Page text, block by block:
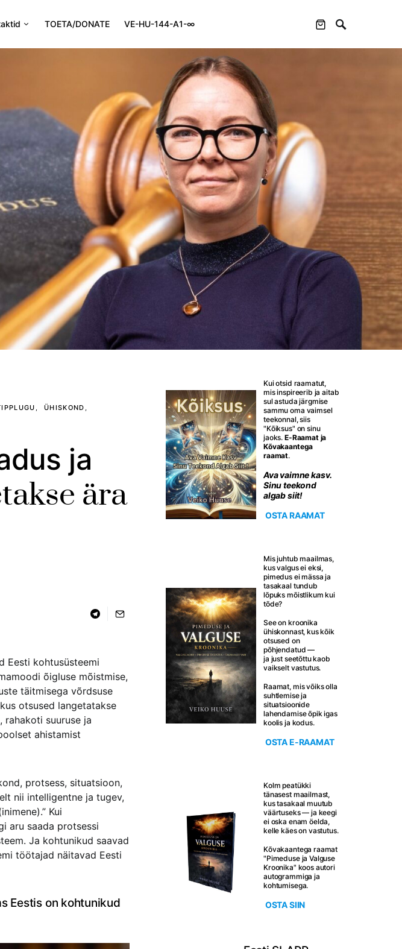
TOETA/DONATE VE-HU-144-A1-∞
ÜHISKOND
ja
ära
Eesti kohtusüsteemi
õigluse mõistmise,
täitmisega võrdsuse
otsused langetatakse
rahakoti suuruse ja
ahistamist
protsess, situatsioon,
nii intelligentne ja tugev,
Kui
aru saada protsessi
Ja kohtunikud saavad
töötajad näitavad Eesti
Eestis on kohtunikud
Kui otsid raamatut,
mis inspireerib ja aitab
sul astuda järgmise
sammu oma vaimsel
teekonnal, siis
"Kõiksus" on sinu
jaoks. E-Raamat ja
Kõvakaantega
raamat.
Ava vaimne kasv.
Sinu teekond
algab siit!
OSTA RAAMAT
Mis juhtub maailmas,
kus valgus ei eksi,
pimedus ei mässa ja
tasakaal tundub
lõpuks mõistlikum kui
tõde?
See on kroonika
ühiskonnast, kus kõik
otsused on
põhjendatud —
ja just seetõttu kaob
vaikselt vastutus.
Raamat, mis võiks olla
suhtlemise ja
situatsioonide
lahendamise õpik igas
koolis ja kodus.
OSTA E-RAAMAT
Kolm peatükki
tänasest maailmast,
kus tasakaal muutub
väärtuseks — ja keegi
ei oska enam öelda,
kelle käes on vastutus.
Kõvakaantega raamat
"Pimeduse ja Valguse
Kroonika" koos autori
autogrammiga ja
kohtumisega.
OSTA SIIN